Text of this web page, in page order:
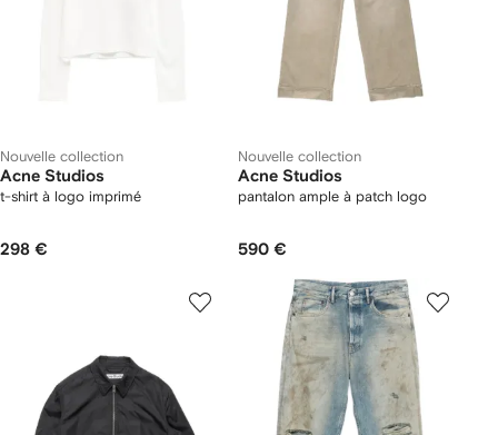
Nouvelle collection
Acne Studios
t-shirt à logo imprimé
298 €
Nouvelle collection
Acne Studios
pantalon ample à patch logo
590 €